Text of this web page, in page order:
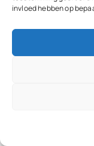
invloed hebben op